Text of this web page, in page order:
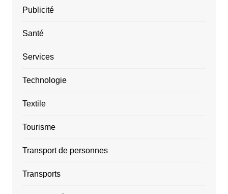
Publicité
Santé
Services
Technologie
Textile
Tourisme
Transport de personnes
Transports